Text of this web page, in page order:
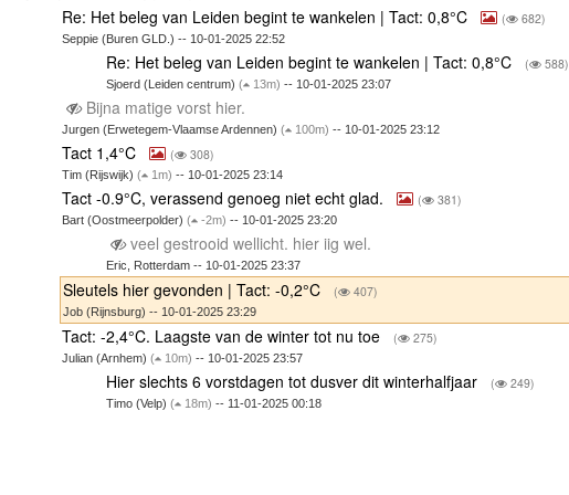
Re: Het beleg van Leiden begint te wankelen | Tact: 0,8°C ( 682)
Seppie (Buren GLD.) -- 10-01-2025 22:52
Re: Het beleg van Leiden begint te wankelen | Tact: 0,8°C ( 588)
Sjoerd (Leiden centrum) ( 13m) -- 10-01-2025 23:07
Bijna matige vorst hier.
Jurgen (Erwetegem-Vlaamse Ardennen)( 100m) -- 10-01-2025 23:12
Tact 1,4°C ( 308)
Tim (Rijswijk)( 1m) -- 10-01-2025 23:14
Tact -0.9°C, verassend genoeg niet echt glad. ( 381)
Bart (Oostmeerpolder)( -2m) -- 10-01-2025 23:20
veel gestrooid wellicht. hier iig wel.
Eric, Rotterdam -- 10-01-2025 23:37
Sleutels hier gevonden | Tact: -0,2°C ( 407)
Job (Rijnsburg) -- 10-01-2025 23:29
Tact: -2,4°C. Laagste van de winter tot nu toe ( 275)
Julian (Arnhem)( 10m) -- 10-01-2025 23:57
Hier slechts 6 vorstdagen tot dusver dit winterhalfjaar ( 249)
Timo (Velp) ( 18m) -- 11-01-2025 00:18